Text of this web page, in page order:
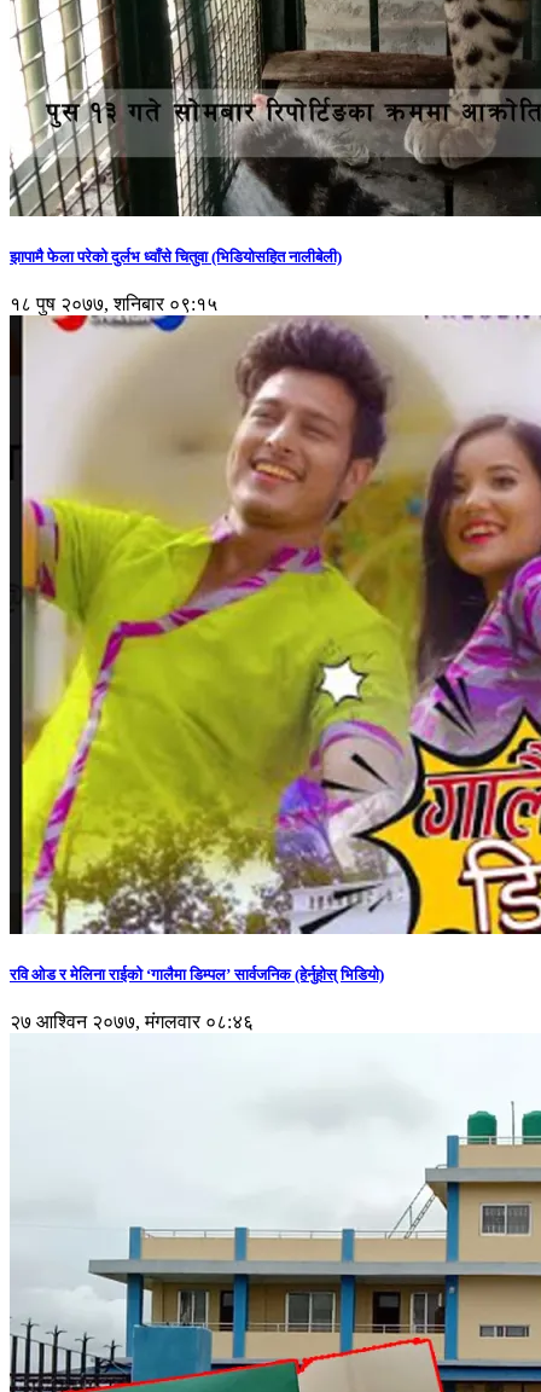
झापामै फेला परेको दुर्लभ ध्वाँसे चितुवा (भिडियोसहित नालीबेली)
१८ पुष २०७७, शनिबार ०९:१५
रवि ओड र मेलिना राईको ‘गालैमा डिम्पल’ सार्वजनिक (हेर्नुहोस् भिडियो)
२७ आश्विन २०७७, मंगलवार ०८:४६